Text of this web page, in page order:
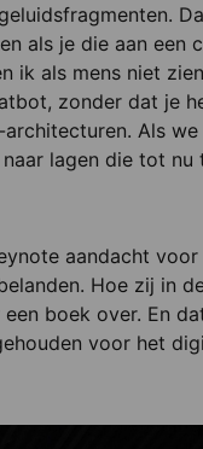
als je die aan een
ik als mens niet
zonder dat je
Als we
lagen die tot
aandacht
Hoe zij in
boek over. En
voor het